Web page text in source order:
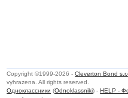
Copyright ©1999-2026 -Cleverton Bond
vyhrazena. All rights reserved.
Одноклассники (Odnoklassniki) -HELP -